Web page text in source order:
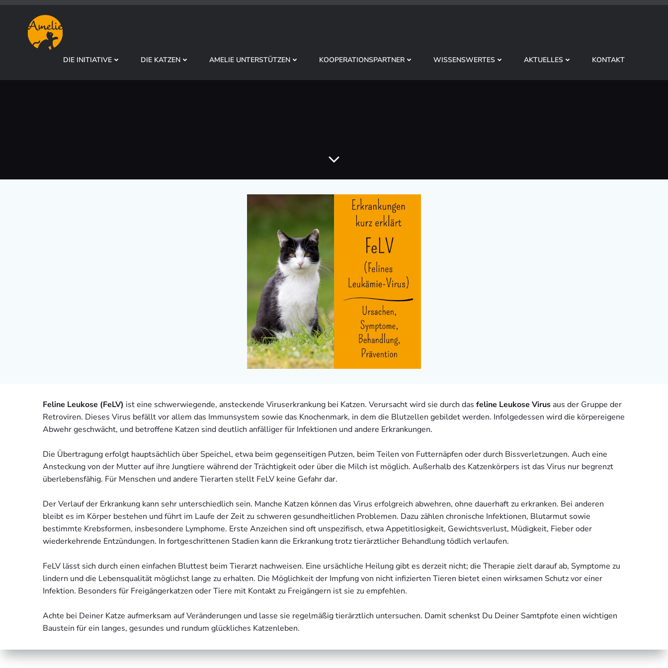
springen
DIE INITIATIVE DIE KATZEN AMELIE UNTERSTÜTZEN KOOPERATIONSPARTNER WISSENSWERTES AKTUELLES KONTAKT
Feline Leukose (FeLV) ist eine schwerwiegende, ansteckende Viruserkrankung bei Katzen. Verursacht wird sie durch das feline Leukose Virus aus der Gruppe der
Retroviren. Dieses Virus befällt vor allem das Immunsystem sowie das Knochenmark, in dem die Blutzellen gebildet werden. Infolgedessen wird die körpereigene
Abwehr geschwächt, und betroffene Katzen sind deutlich anfälliger für Infektionen und andere Erkrankungen.
Die Übertragung erfolgt hauptsächlich über Speichel, etwa beim gegenseitigen Putzen, beim Teilen von Futternäpfen oder durch Bissverletzungen. Auch eine
Ansteckung von der Mutter auf ihre Jungtiere während der Trächtigkeit oder über die Milch ist möglich. Außerhalb des Katzenkörpers ist das Virus nur begrenzt
überlebensfähig. Für Menschen und andere Tierarten stellt FeLV keine Gefahr dar.
Der Verlauf der Erkrankung kann sehr unterschiedlich sein. Manche Katzen können das Virus erfolgreich abwehren, ohne dauerhaft zu erkranken. Bei anderen
bleibt es im Körper bestehen und führt im Laufe der Zeit zu schweren gesundheitlichen Problemen. Dazu zählen chronische Infektionen, Blutarmut sowie
bestimmte Krebsformen, insbesondere Lymphome. Erste Anzeichen sind oft unspezifisch, etwa Appetitlosigkeit, Gewichtsverlust, Müdigkeit, Fieber oder
wiederkehrende Entzündungen. In fortgeschrittenen Stadien kann die Erkrankung trotz tierärztlicher Behandlung tödlich verlaufen.
FeLV lässt sich durch einen einfachen Bluttest beim Tierarzt nachweisen. Eine ursächliche Heilung gibt es derzeit nicht; die Therapie zielt darauf ab, Symptome zu
lindern und die Lebensqualität möglichst lange zu erhalten. Die Möglichkeit der Impfung von nicht infizierten Tieren bietet einen wirksamen Schutz vor einer
Infektion. Besonders für Freigängerkatzen oder Tiere mit Kontakt zu Freigängern ist sie zu empfehlen.
Achte bei Deiner Katze aufmerksam auf Veränderungen und lasse sie regelmäßig tierärztlich untersuchen. Damit schenkst Du Deiner Samtpfote einen wichtigen
Baustein für ein langes, gesundes und rundum glückliches Katzenleben.